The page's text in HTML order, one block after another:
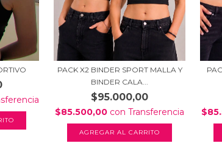
PACK X2 BINDER SPORT MALLA Y
BINDER CALA...
$95.000,00
$85.500,00 con Transferencia
AGREGAR AL CARRITO